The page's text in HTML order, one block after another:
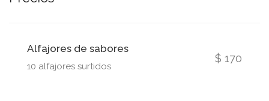
Alfajores de sabores
10 alfajores surtidos
$ 170